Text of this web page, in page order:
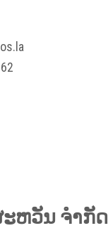
ຫວັນ ຈຳກັດ